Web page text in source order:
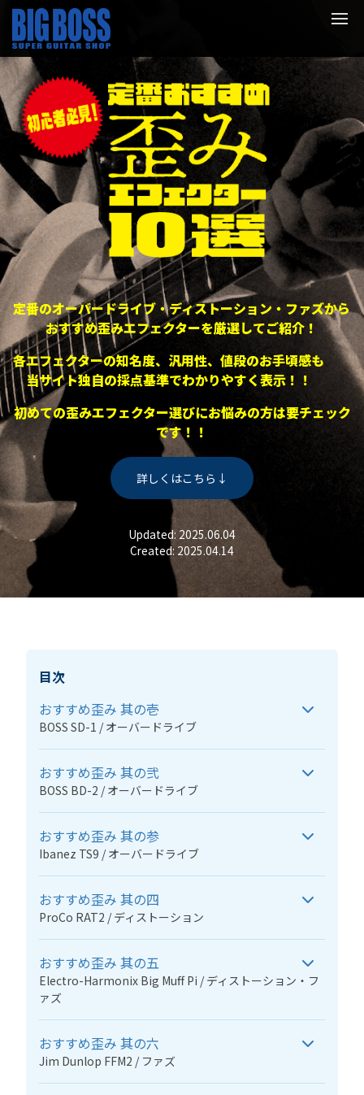
定番のオーバードライブ・ディストーション・ファズから
おすすめ歪みエフェクターを厳選してご紹介！
各エフェクターの知名度、汎用性、値段のお手頃感も
当サイト独自の採点基準でわかりやすく表示！！
初めての歪みエフェクター選びにお悩みの方は要チェック
です！！
詳しくはこちら↓
Updated: 2025.06.04
Created: 2025.04.14
おすすめ歪み 其の壱
BOSS SD-1 / オーバードライブ
おすすめ歪み 其の弐
BOSS BD-2 / オーバードライブ
おすすめ歪み 其の参
Ibanez TS9 / オーバードライブ
おすすめ歪み 其の四
ProCo RAT2 / ディストーション
おすすめ歪み 其の五
Electro-Harmonix Big Muff Pi / ディストーション・フ
ァズ
おすすめ歪み 其の六
Jim Dunlop FFM2 / ファズ